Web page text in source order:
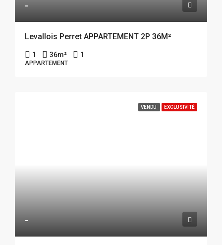
-
Levallois Perret APPARTEMENT 2P 36M²
1 36m² 1
APPARTEMENT
VENDU EXCLUSIVITÉ
-